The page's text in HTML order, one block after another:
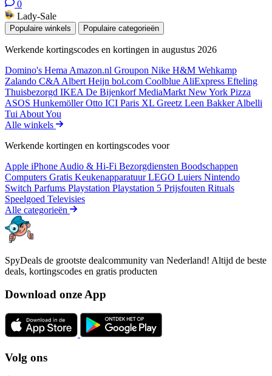
0
Lady-Sale
Populaire winkels Populaire categorieën
Werkende kortingscodes en kortingen in augustus 2026
Domino's Hema Amazon.nl Groupon Nike H&M Wehkamp
Zalando C&A Albert Heijn bol.com Coolblue AliExpress Efteling
Thuisbezorgd IKEA De BijenkorfMediaMarkt New York Pizza
ASOS HunkemöllerOtto ICI Paris XL Greetz Leen BakkerAlbelli
Tui About You
Alle winkels
Werkende kortingen en kortingscodes voor
Apple iPhone Audio & Hi-Fi Bezorgdiensten Boodschappen
Computers Gratis KeukenapparatuurLEGO Luiers Nintendo
Switch Parfums Playstation Playstation 5 Prijsfouten Rituals
Speelgoed Televisies
Alle categorieën
SpyDeals de grootste dealcommunity van Nederland! Altijd de beste
deals, kortingscodes en gratis producten
Download onze App
Volg ons